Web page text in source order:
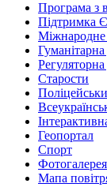
Програма з
Підтримка
Міжнародне
Регуляторна
Старости
Геопортал
Спорт
Фотогалерея
Мапа